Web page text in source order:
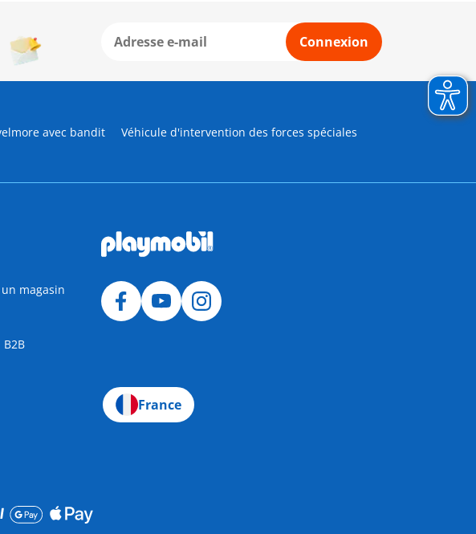
Connexion
avec bandit Véhicule d'intervention des forces spéciales
magasin
B2B
France